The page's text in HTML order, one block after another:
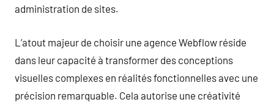
administration de sites.
L’atout majeur de choisir une agence Webflow réside
dans leur capacité à transformer des conceptions
visuelles complexes en réalités fonctionnelles avec une
précision remarquable. Cela autorise une créativité